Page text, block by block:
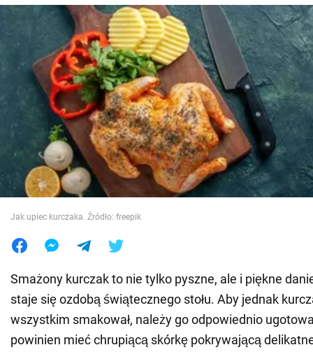
Polityka
Społeczeństwo
Wojna na Ukrainie
Świat
Jedzenie
Jak upiec kurczaka. Źródło: freepik
Smażony kurczak to nie tylko pyszne, ale i piękne
staje się ozdobą świątecznego stołu. Aby jednak
wszystkim smakował, należy go odpowiednio
powinien mieć chrupiącą skórkę pokrywającą